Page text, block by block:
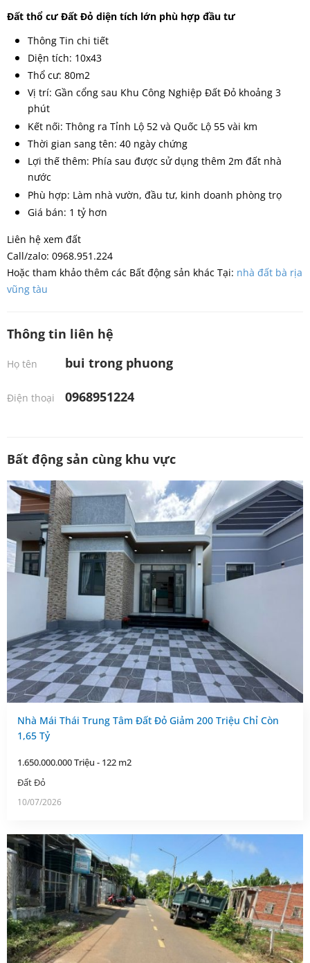
Đất thổ cư Đất Đỏ diện tích lớn phù hợp đầu tư
Thông Tin chi tiết
Diện tích: 10x43
Thổ cư: 80m2
Vị trí: Gần cổng sau Khu Công Nghiệp Đất Đỏ khoảng 3
phút
Kết nối: Thông ra Tỉnh Lộ 52 và Quốc Lộ 55 vài km
Thời gian sang tên: 40 ngày chứng
Lợi thế thêm: Phía sau được sử dụng thêm 2m đất nhà
nước
Phù hợp: Làm nhà vườn, đầu tư, kinh doanh phòng trọ
Giá bán: 1 tỷ hơn
Liên hệ xem đất
Call/zalo: 0968.951.224
Hoặc tham khảo thêm các Bất động sản khác Tại: nhà đất bà rịa
vũng tàu
Thông tin liên hệ
Họ tên bui trong phuong
Điện thoại 0968951224
Bất động sản cùng khu vực
Nhà Mái Thái Trung Tâm Đất Đỏ Giảm 200 Triệu Chỉ Còn
1,65 Tỷ
1.650.000.000 Triệu - 122 m2
Đất Đỏ
10/07/2026